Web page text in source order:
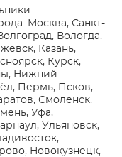
Москва, Санкт-
Вологда,
Казань,
Курск,
Нижний
Пермь, Псков,
Смоленск,
Уфа,
Ульяновск,
Новокузнецк,